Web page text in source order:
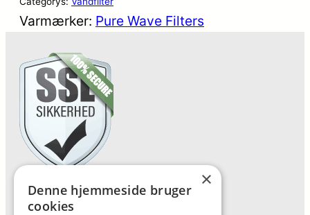
Varmærker: Pure Wave Filters
Forside
×
Denne hjemmeside bruger
cookies